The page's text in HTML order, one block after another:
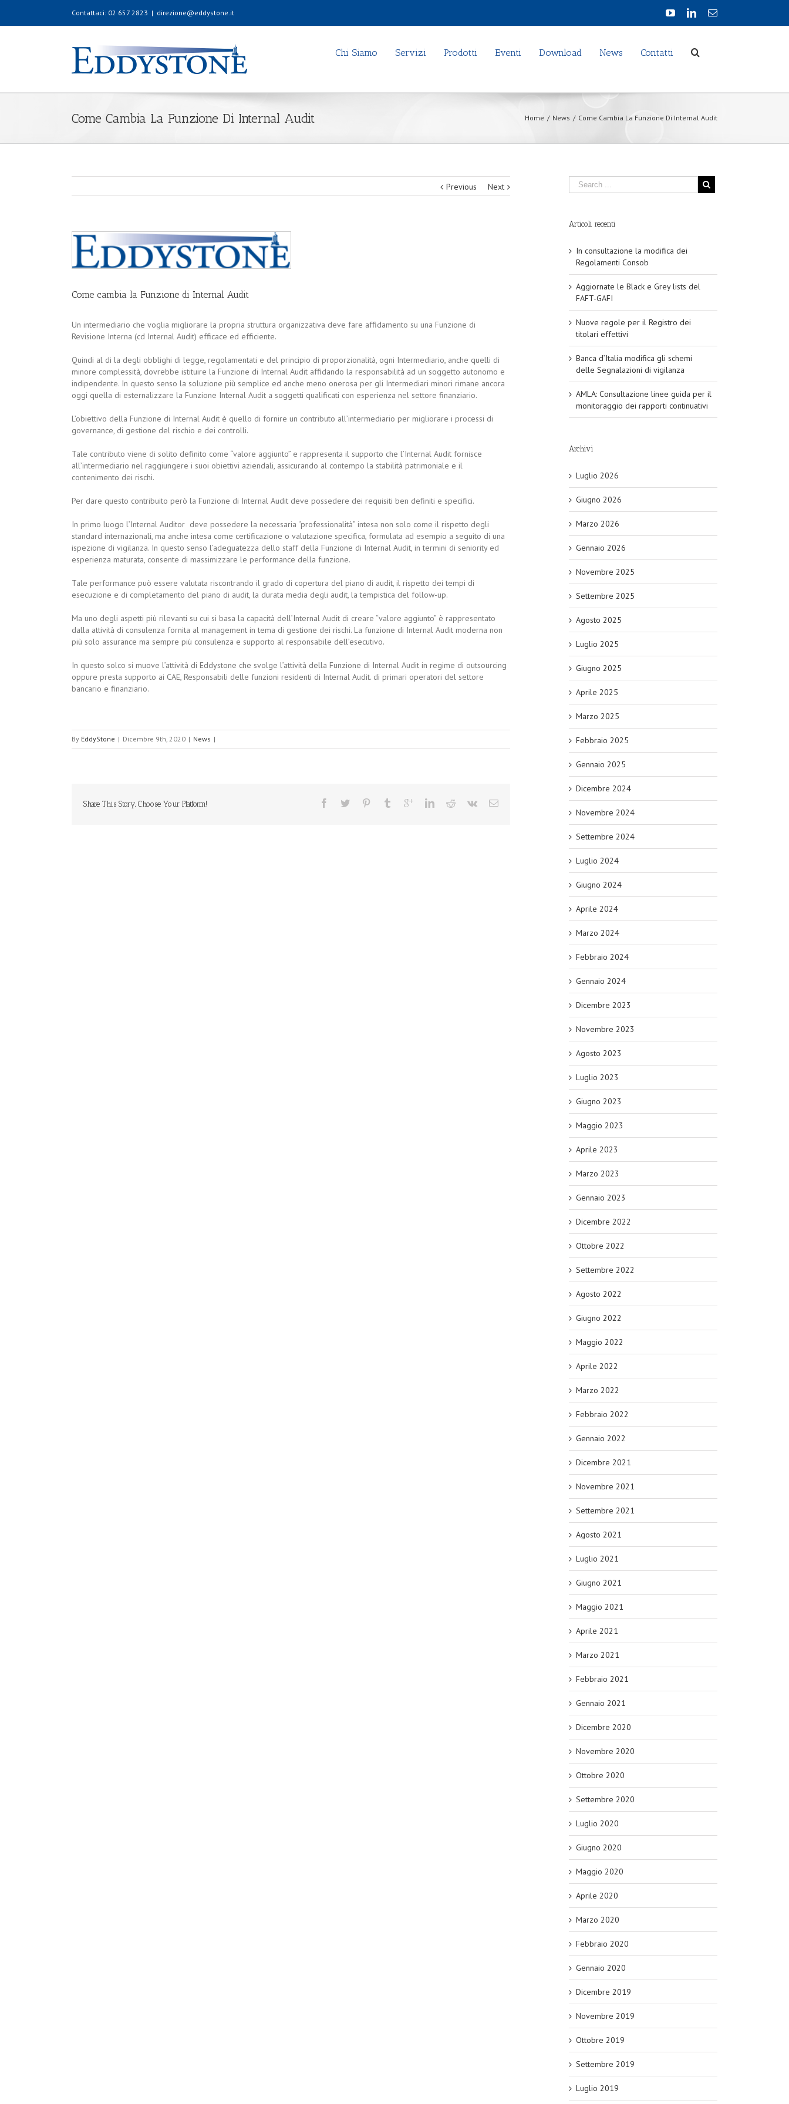
Contattaci: 02 657 2823 | direzione@eddystone.it
Chi Siamo Servizi Prodotti Eventi Download News Contatti
Come Cambia La Funzione Di Internal Audit Home / News / Come Cambia La Funzione Di Internal Audit
Previous Next
Come cambia la Funzione di Internal Audit
Un intermediario che voglia migliorare la propria struttura organizzativa deve fare affidamento su una Funzione di
Revisione Interna (cd Internal Audit) efficace ed efficiente.
Quindi al di la degli obblighi di legge, regolamentati e del principio di proporzionalità, ogni Intermediario, anche quelli di
minore complessità, dovrebbe istituire la Funzione di Internal Audit affidando la responsabilità ad un soggetto autonomo e
indipendente. In questo senso la soluzione più semplice ed anche meno onerosa per gli Intermediari minori rimane ancora
oggi quella di esternalizzare la Funzione Internal Audit a soggetti qualificati con esperienza nel settore finanziario.
L’obiettivo della Funzione di Internal Audit è quello di fornire un contributo all’intermediario per migliorare i processi di
governance, di gestione del rischio e dei controlli.
Tale contributo viene di solito definito come “valore aggiunto” e rappresenta il supporto che l’Internal Audit fornisce
all’intermediario nel raggiungere i suoi obiettivi aziendali, assicurando al contempo la stabilità patrimoniale e il
contenimento dei rischi.
Per dare questo contribuito però la Funzione di Internal Audit deve possedere dei requisiti ben definiti e specifici.
In primo luogo l’Internal Auditor deve possedere la necessaria “professionalità” intesa non solo come il rispetto degli
standard internazionali, ma anche intesa come certificazione o valutazione specifica, formulata ad esempio a seguito di una
ispezione di vigilanza. In questo senso l’adeguatezza dello staff della Funzione di Internal Audit, in termini di seniority ed
esperienza maturata, consente di massimizzare le performance della funzione.
Tale performance può essere valutata riscontrando il grado di copertura del piano di audit, il rispetto dei tempi di
esecuzione e di completamento del piano di audit, la durata media degli audit, la tempistica del follow-up.
Ma uno degli aspetti più rilevanti su cui si basa la capacità dell’Internal Audit di creare “valore aggiunto” è rappresentato
dalla attività di consulenza fornita al management in tema di gestione dei rischi. La funzione di Internal Audit moderna non
più solo assurance ma sempre più consulenza e supporto al responsabile dell’esecutivo.
In questo solco si muove l’attività di Eddystone che svolge l’attività della Funzione di Internal Audit in regime di outsourcing
oppure presta supporto ai CAE, Responsabili delle funzioni residenti di Internal Audit. di primari operatori del settore
bancario e finanziario.
By EddyStone | Dicembre 9th, 2020 | News |
Share This Story, Choose Your Platform!
Articoli recenti
In consultazione la modifica dei
Regolamenti Consob
Aggiornate le Black e Grey lists del
FAFT-GAFI
Nuove regole per il Registro dei
titolari effettivi
Banca d’Italia modifica gli schemi
delle Segnalazioni di vigilanza
AMLA: Consultazione linee guida per il
monitoraggio dei rapporti continuativi
Archivi
Luglio 2026
Giugno 2026
Marzo 2026
Gennaio 2026
Novembre 2025
Settembre 2025
Agosto 2025
Luglio 2025
Giugno 2025
Aprile 2025
Marzo 2025
Febbraio 2025
Gennaio 2025
Dicembre 2024
Novembre 2024
Settembre 2024
Luglio 2024
Giugno 2024
Aprile 2024
Marzo 2024
Febbraio 2024
Gennaio 2024
Dicembre 2023
Novembre 2023
Agosto 2023
Luglio 2023
Giugno 2023
Maggio 2023
Aprile 2023
Marzo 2023
Gennaio 2023
Dicembre 2022
Ottobre 2022
Settembre 2022
Agosto 2022
Giugno 2022
Maggio 2022
Aprile 2022
Marzo 2022
Febbraio 2022
Gennaio 2022
Dicembre 2021
Novembre 2021
Settembre 2021
Agosto 2021
Luglio 2021
Giugno 2021
Maggio 2021
Aprile 2021
Marzo 2021
Febbraio 2021
Gennaio 2021
Dicembre 2020
Novembre 2020
Ottobre 2020
Settembre 2020
Luglio 2020
Giugno 2020
Maggio 2020
Aprile 2020
Marzo 2020
Febbraio 2020
Gennaio 2020
Dicembre 2019
Novembre 2019
Ottobre 2019
Settembre 2019
Luglio 2019